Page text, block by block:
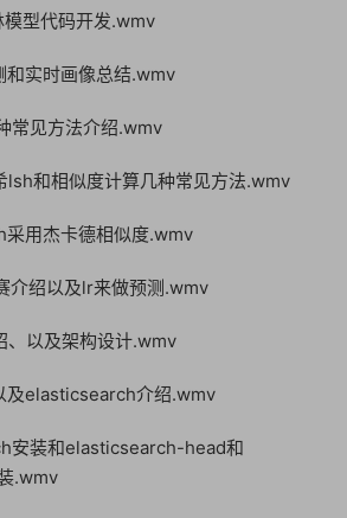
型代码开发.wmv
实时画像总结.wmv
见方法介绍.wmv
和相似度计算几种常见方法.wmv
用杰卡德相似度.wmv
绍以及lr来做预测.wmv
以及架构设计.wmv
及elasticsearch介绍.wmv
安装和elasticsearch-head和
.wmv